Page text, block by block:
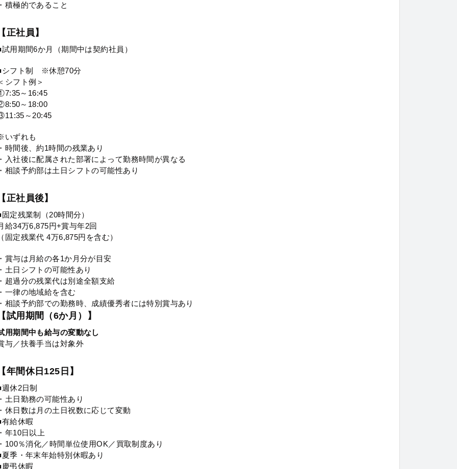
積極的であること
正社員】
試用期間6か月（期間中は契約社員）
シフト制 ※休憩70分
シフト例＞
～16:45
～18:00
～20:45
いずれも
時間後、約1時間の残業あり
入社後に配属された部署によって勤務時間が異なる
相談予約部は土日シフトの可能性あり
正社員後】
定残業制（20時間分）
給34万6,875円+賞与年2回
固定残業代 4万6,875円を含む）
賞与は月給の各1か月分が目安
土日シフトの可能性あり
超過分の残業代は別途全額支給
一律の地域給を含む
相談予約部での勤務時、成績優秀者には特別賞与あり
試用期間（6か月）】
用期間中も給与の変動なし
与／扶養手当は対象外
年間休日125日】
休2日制
土日勤務の可能性あり
休日数は月の土日祝数に応じて変動
有給休暇
年10日以上
100％消化／時間単位使用OK／買取制度あり
夏季・年末年始特別休暇あり
慶弔休暇